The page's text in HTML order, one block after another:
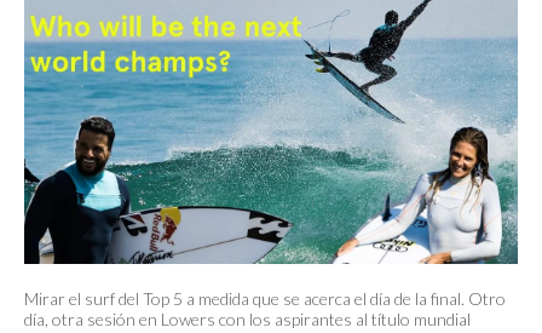
Mirar el surf del Top 5 a medida que se acerca el día de la final. Otro
día, otra sesión en Lowers con los aspirantes al título mundial